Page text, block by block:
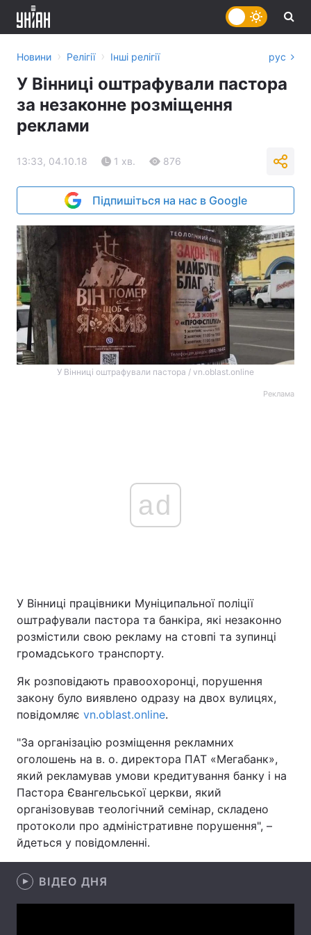
Головна Війна
Україна
Економіка Світ
Спорт Наука
Техно і зв'язок Лайт
Інциденти
Новини › Релігії › Інші релігії рус
У Вінниці оштрафували пастора
за незаконне розміщення
реклами
13:33, 04.10.18 1 хв. 876
Підпишіться на нас в Google
У Вінниці оштрафували пастора / vn.oblast.online
Реклама
ad
У Вінниці працівники Муніципальної поліції
оштрафували пастора та банкіра, які незаконно
розмістили свою рекламу на стовпі та зупинці
громадського транспорту.
Як розповідають правоохоронці, порушення
закону було виявлено одразу на двох вулицях,
повідомляє vn.oblast.online.
"За організацію розміщення рекламних
оголошень на в. о. директора ПАТ «Мегабанк»,
який рекламував умови кредитування банку і на
Пастора Євангельської церкви, який
організовував теологічний семінар, складено
протоколи про адміністративне порушення", –
йдеться у повідомленні.
ВІДЕО ДНЯ